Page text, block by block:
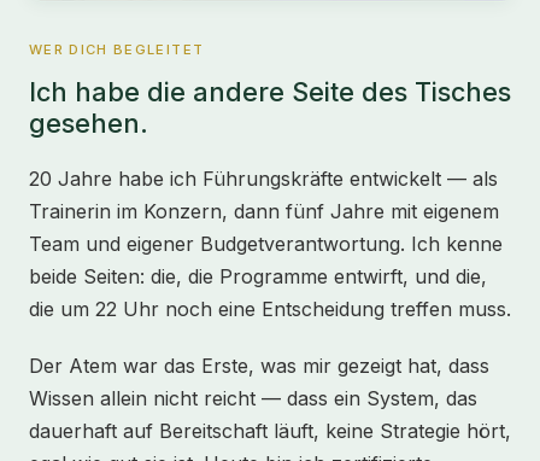
WER DICH BEGLEITET
Ich habe die andere Seite des Tisches
gesehen.
20 Jahre habe ich Führungskräfte entwickelt — als
Trainerin im Konzern, dann fünf Jahre mit eigenem
Team und eigener Budgetverantwortung. Ich kenne
beide Seiten: die, die Programme entwirft, und die,
die um 22 Uhr noch eine Entscheidung treffen muss.
Der Atem war das Erste, was mir gezeigt hat, dass
Wissen allein nicht reicht — dass ein System, das
dauerhaft auf Bereitschaft läuft, keine Strategie hört,